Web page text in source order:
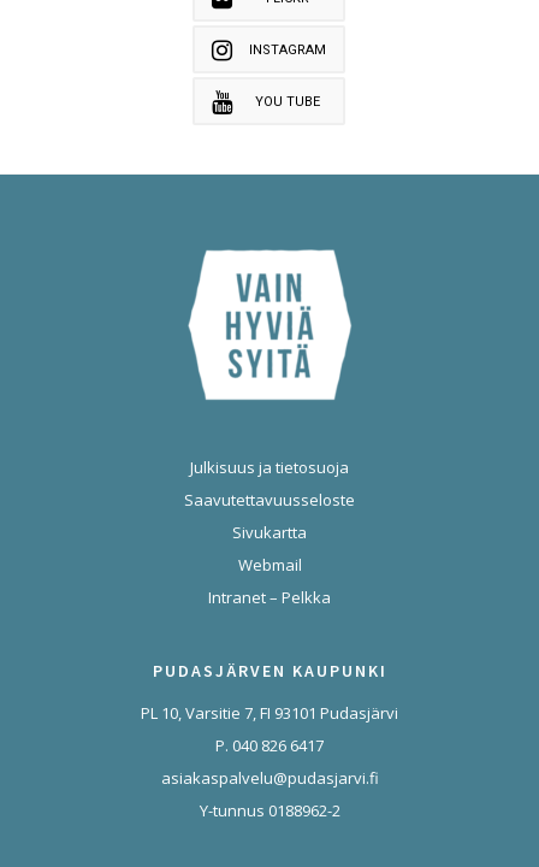
INSTAGRAM
YOU TUBE
Julkisuus ja tietosuoja
Saavutettavuusseloste
Sivukartta
Webmail
Intranet – Pelkka
PUDASJÄRVEN KAUPUNKI
PL 10, Varsitie 7, FI 93101 Pudasjärvi
P. 040 826 6417
asiakaspalvelu@pudasjarvi.fi
Y-tunnus 0188962-2